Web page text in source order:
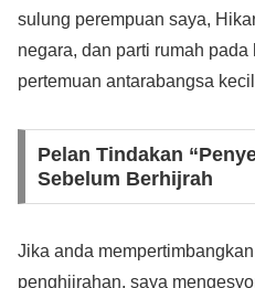
sulung perempuan saya,
negara, dan parti rumah
pertemuan antarabangsa
Pelan Tindakan
Sebelum Berhijrah
Jika anda
penghijrahan, saya